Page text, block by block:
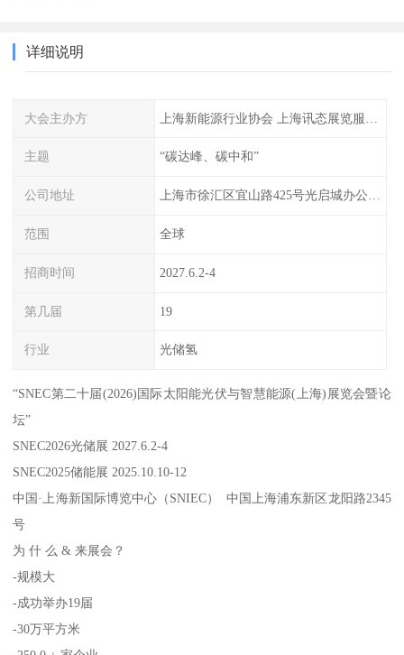
详细说明
大会主办方
主题 “碳达峰、碳中和”
公司地址 上海市徐汇区宜山路425号光启城办公楼905-907室
范围 全球
招商时间 2027.6.2-4
第几届 19
行业 光储氢
“SNEC第二十届(2026)国际太阳能光伏与智慧能源(上海)展览会暨论
坛”
SNEC2026光储展 2027.6.2-4
SNEC2025储能展 2025.10.10-12
中国·上海新国际博览中心（SNIEC） 中国上海浦东新区龙阳路2345
号
为 什 么 & 来展会？
-规模大
-成功举办19届
-30万平方米